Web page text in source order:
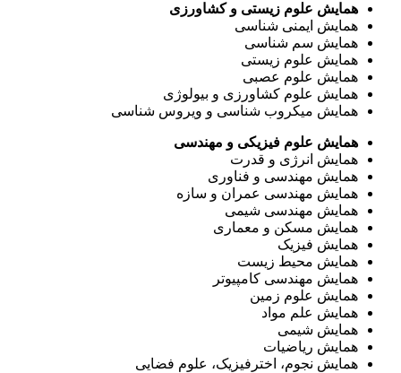
همایش علوم زیستی و کشاورزی
همایش ایمنی شناسی
همایش سم شناسی
همایش علوم زیستی
همایش علوم عصبی
همایش علوم کشاورزی و بیولوژی
همایش میکروب شناسی و ویروس شناسی
همایش علوم فیزیکی و مهندسی
همایش انرژی و قدرت
همایش مهندسی و فناوری
همایش مهندسی عمران و سازه
همایش مهندسی شیمی
همایش مسکن و معماری
همایش فیزیک
همایش محیط زیست
همایش مهندسی کامپیوتر
همایش علوم زمین
همایش علم مواد
همایش شیمی
همایش ریاضیات
همایش نجوم، اخترفیزیک، علوم فضایی